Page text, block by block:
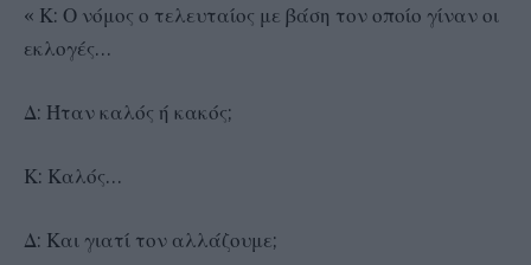
« Κ: Ο νόμος ο τελευταίος με βάση τον οποίο γίναν οι
εκλογές…
Δ: Ήταν καλός ή κακός;
Κ: Καλός…
Δ: Και γιατί τον αλλάζουμε;